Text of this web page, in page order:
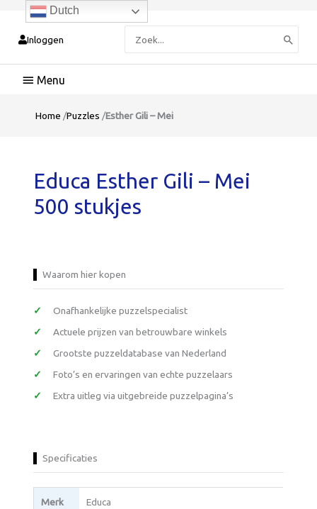
Inloggen
naar:
Hoofdmenu
Home /Puzzles /Esther Gili – Mei
Educa Esther Gili – Mei
500 stukjes
Waarom hier kopen
Onafhankelijke puzzelspecialist
Actuele prijzen van betrouwbare winkels
Grootste puzzeldatabase van Nederland
Foto’s en ervaringen van echte puzzelaars
Extra uitleg via uitgebreide puzzelpagina’s
Specificaties
Merk Educa
Dutch